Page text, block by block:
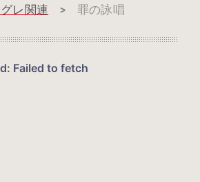
レ関連 > 罪の詠唱